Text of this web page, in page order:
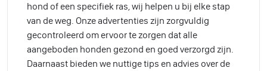
hond of een specifiek ras, wij helpen u bij elke stap
van de weg. Onze advertenties zijn zorgvuldig
gecontroleerd om ervoor te zorgen dat alle
aangeboden honden gezond en goed verzorgd zijn.
Daarnaast bieden we nuttige tips en advies over de